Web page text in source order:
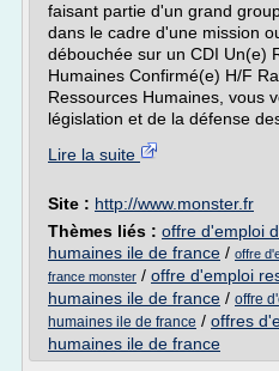
faisant partie d'un grand
dans le cadre d'une mission
débouchée sur un CDI Un(e)
Humaines Confirmé(e) H/F
Ressources Humaines, vous
législation et de la défense
Lire la suite
Site : http://www.monster.fr
Thèmes liés : offre d'emploi
humaines ile de france / offre
france monster / offre d'emploi
humaines ile de france / offre
humaines ile de france / offres
humaines ile de france